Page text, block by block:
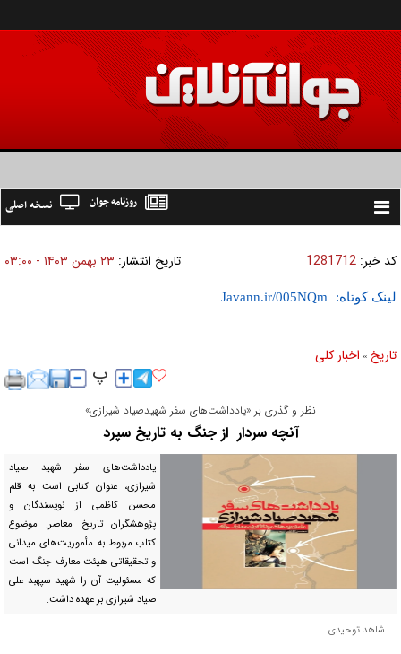
Toggle
نسخه اصلی روزنامه جوان
کد خبر: 1281712 تاریخ انتشار: ۲۳ بهمن ۱۴۰۳ - ۰۳:۰۰
لینک کوتاه:
تاریخ » اخبار کلی
نظر و گذری بر «یادداشت‌های سفر شهیدصیاد شیرازی»
آنچه سردار از جنگ به تاریخ سپرد
یادداشت‌های سفر شهید صیاد
شیرازی، عنوان کتابی است به قلم
محسن کاظمی از نویسندگان و
پژوهشگران تاریخ معاصر. موضوع
کتاب مربوط به مأموریت‌های میدانی
و تحقیقاتی هیئت معارف جنگ است
که مسئولیت آن را شهید سپهبد علی
صیاد شیرازی بر عهده داشت.
شاهد توحیدی